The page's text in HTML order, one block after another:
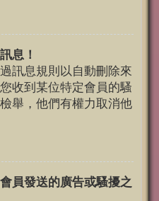
息！
訊息規則以自動刪除來
收到某位特定會員的騷
舉，他們有權力取消他
員發送的廣告或騷擾之